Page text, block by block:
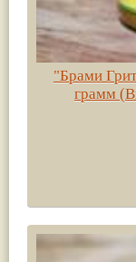
"Брами
грамм